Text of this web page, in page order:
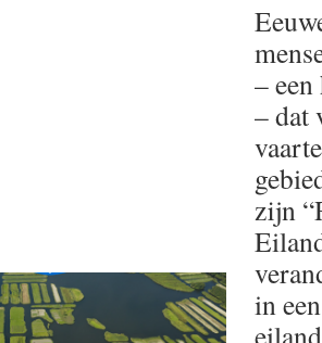
–
– dat
zijn
in